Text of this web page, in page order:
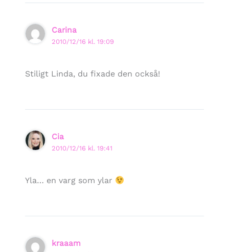
Carina
2010/12/16 kl. 19:09
Stiligt Linda, du fixade den också!
Cia
2010/12/16 kl. 19:41
Yla… en varg som ylar
kraaam